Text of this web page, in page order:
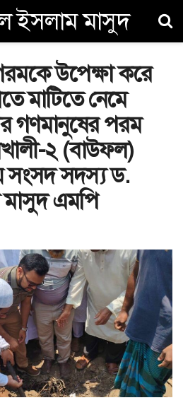
ইসলাম মাসুদ
উপেক্ষা করে
মাটিতে নেমে
গণমানুষের পরম
২ (বাউফল)
সংসদ সদস্য ড.
এমপি